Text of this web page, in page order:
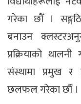
गरेका छौँ ।
बनाउन
प्रक्रियाको
संस्थामा प्रमुख
छलफल गरेका छौँ ।